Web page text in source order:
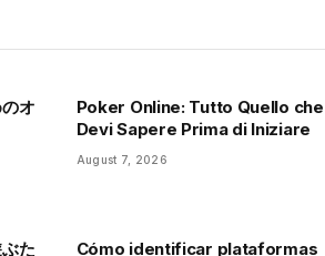
オ
Poker Online: Tutto Quello che
Devi Sapere Prima di Iniziare
August 7, 2026
た Cómo identificar plataformas